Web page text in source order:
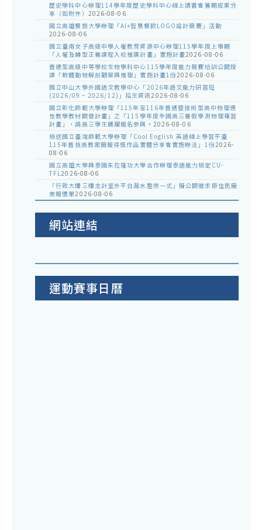
歷史學科中心辦理114學年度歷史學科中心線上讀書會暑期成果分
享（如附件） 2026-08-06
國立高雄餐旅大學辦理「AI+智慧餐飲LOGO設計競賽」活動
2026-08-06
國立臺南女子高級中學人權教育資源中心辦理115學年度上學期
「人權及轉型正義課程入校推廣計畫」實施計畫2026-08-06
普通型高級中等學校生物學科中心115學年度能力競賽培訓公開授
課「軟體動物解剖觀察與推理」實施計畫1份2026-08-06
國立中山大學外國語文教學中心「2026年語文能力研習班
(2026/09 ~ 2026/12)」招生資訊2026-08-06
國立彰化師範大學辦理「115年至116年普通暨技術型高中物理適
性教學教材開發計畫」之「115學年度全國高三暑假學測物理複習
計畫」，請高三學生踴躍報名參與。 2026-08-06
檢送國立臺灣師範大學辦理「Cool English 英語線上學習平臺
115年普技高教案簡報得獎作品實體分享會實施辦法」1份2026-
08-06
國立高雄大學與泰國朱拉隆功大學合作辦理泰語能力檢定CU-
TFL2026-08-06
「行政大樓三樓主計室外平台漏水整修一式」擬公開徵求原住民廠
商報價單2026-08-06
網站連結
運動賽事日曆